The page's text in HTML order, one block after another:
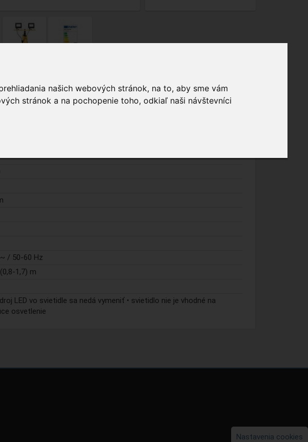
našich webových stránok, na to, aby sme vám
stránok a na pochopenie toho, odkiaľ naši návštevníci
/ 50-60 Hz
1,7) m
LED vo svietidle sa nedá vymeniť • svietidlo nie je vhodné na
osvetlenie
Nastavenia cookies